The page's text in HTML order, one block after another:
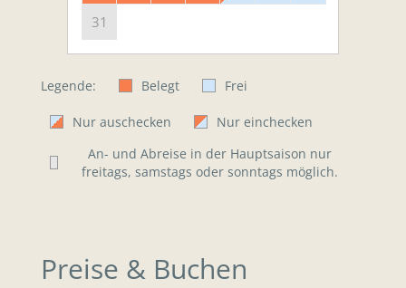
31
Legende: Belegt Frei
Nur auschecken
Nur einchecken
An- und Abreise in der Hauptsaison nur
freitags, samstags oder sonntags möglich.
Preise & Buchen